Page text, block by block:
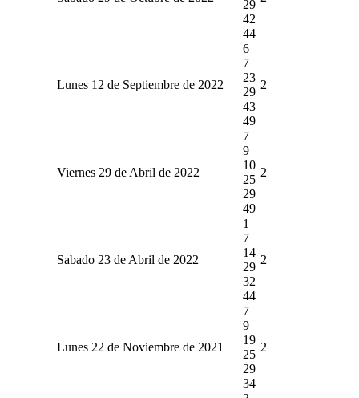
29
42
44
Lunes 12 de Septiembre de 2022
6
7
23
29
43
49
2
Viernes 29 de Abril de 2022
7
9
10
25
29
49
2
Sabado 23 de Abril de 2022
1
7
14
29
32
44
2
Lunes 22 de Noviembre de 2021
7
9
19
25
29
34
2